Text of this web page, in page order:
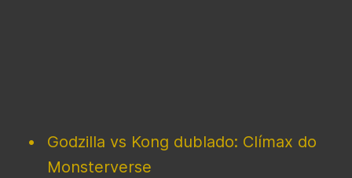
Godzilla vs Kong dublado: Clímax do
Monsterverse